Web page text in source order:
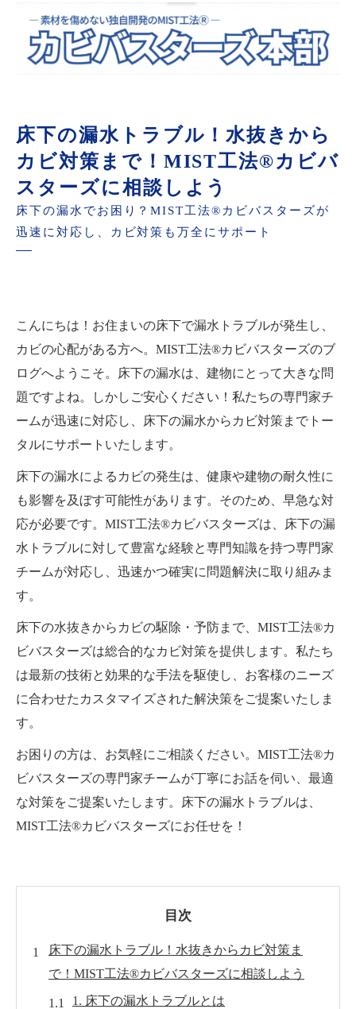
床下の漏水トラブル！水抜きから
カビ対策まで！MIST工法®カビバ
スターズに相談しよう
床下の漏水でお困り？MIST工法®カビバスターズが
迅速に対応し、カビ対策も万全にサポート
こんにちは！お住まいの床下で漏水トラブルが発生し、
カビの心配がある方へ。MIST工法®カビバスターズのブ
ログへようこそ。床下の漏水は、建物にとって大きな問
題ですよね。しかしご安心ください！私たちの専門家チ
ームが迅速に対応し、床下の漏水からカビ対策までトー
タルにサポートいたします。
床下の漏水によるカビの発生は、健康や建物の耐久性に
も影響を及ぼす可能性があります。そのため、早急な対
応が必要です。MIST工法®カビバスターズは、床下の漏
水トラブルに対して豊富な経験と専門知識を持つ専門家
チームが対応し、迅速かつ確実に問題解決に取り組みま
す。
床下の水抜きからカビの駆除・予防まで、MIST工法®カ
ビバスターズは総合的なカビ対策を提供します。私たち
は最新の技術と効果的な手法を駆使し、お客様のニーズ
に合わせたカスタマイズされた解決策をご提案いたしま
す。
お困りの方は、お気軽にご相談ください。MIST工法®カ
ビバスターズの専門家チームが丁寧にお話を伺い、最適
な対策をご提案いたします。床下の漏水トラブルは、
MIST工法®カビバスターズにお任せを！
目次
床下の漏水トラブル！水抜きからカビ対策ま
で！MIST工法®カビバスターズに相談しよう
1. 床下の漏水トラブルとは